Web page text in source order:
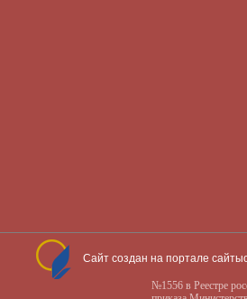
Сайт создан на портале
№1556 в Реестре